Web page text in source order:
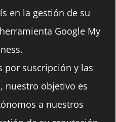
en la gestión de su
Google My
por suscripción y las
nuestro objetivo es
a nuestros